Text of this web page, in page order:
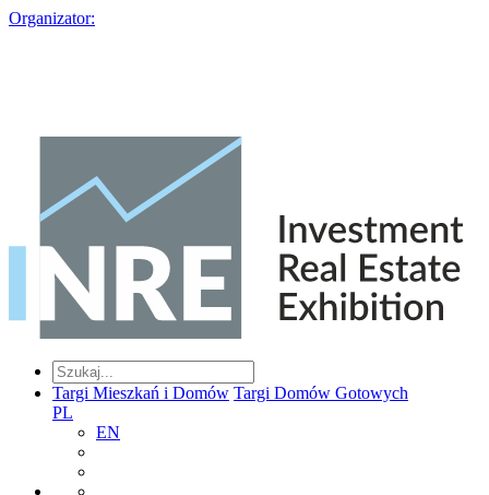
Organizator:
Targi Mieszkań i Domów Targi Domów Gotowych
PL
EN